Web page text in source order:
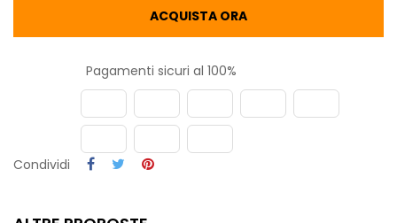
ACQUISTA ORA
Pagamenti sicuri al 100%
Condividi